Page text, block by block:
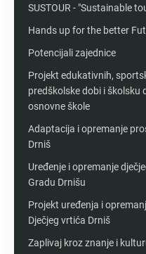
SUSTOUR - "Sustainable
Hands up for the better
Potencijali zajednice
Projekt edukativnih,
predškolske dobi i školsku
osnovne škole
Adaptacija i opremanje
Drniš
Uređenje i opremanje
Gradu Drnišu
Projekt uređenja i
Dječjeg vrtića Drniš
Zaplivaj kroz znanje i